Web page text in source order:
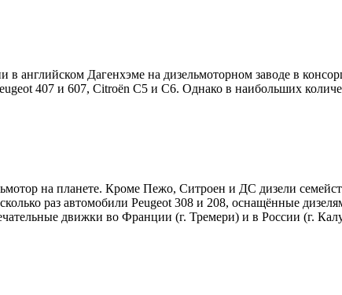
английском Дагенхэме на дизельмоторном заводе в
407 и 607, Citroёn C5 и С6. Однако в наибольших
на планете. Кроме Пежо, Ситроен и ДС дизели
раз автомобили Peugeot 308 и 208, оснащённые
движки во Франции (г. Тремери) и в России (г.